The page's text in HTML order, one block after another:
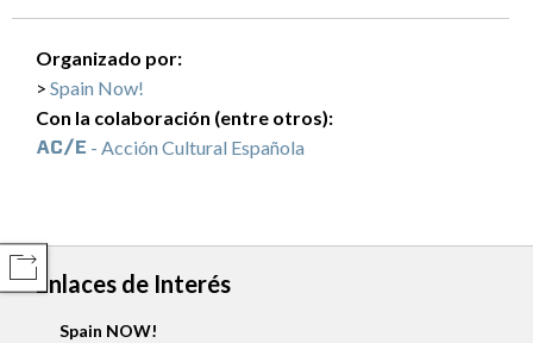
Organizado por:
Spain Now!
Con la colaboración (entre otros):
- Acción Cultural Española
Enlaces de Interés
Spain NOW!